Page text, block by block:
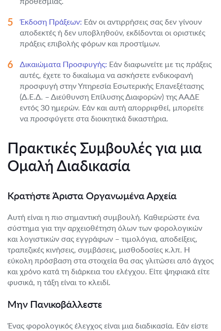
Έκδοση Πράξεων: Εάν οι αντιρρήσεις σας δεν γίνουν
αποδεκτές ή δεν υποβληθούν, εκδίδονται οι οριστικές
πράξεις επιβολής φόρων και προστίμων.
Δικαιώματα Προσφυγής: Εάν διαφωνείτε με τις πράξεις
αυτές, έχετε το δικαίωμα να ασκήσετε ενδικοφανή
προσφυγή στην Υπηρεσία Εσωτερικής Επανεξέτασης
(Δ.Ε.Δ. – Διεύθυνση Επίλυσης Διαφορών) της ΑΑΔΕ
εντός 30 ημερών. Εάν και αυτή απορριφθεί, μπορείτε
να προσφύγετε στα διοικητικά δικαστήρια.
Πρακτικές Συμβουλές για μια
Ομαλή Διαδικασία
Κρατήστε Άριστα Οργανωμένα Αρχεία
Αυτή είναι η πιο σημαντική συμβουλή. Καθιερώστε ένα
σύστημα για την αρχειοθέτηση όλων των φορολογικών
και λογιστικών σας εγγράφων – τιμολόγια, αποδείξεις,
τραπεζικές κινήσεις, συμβάσεις, μισθοδοσίες κ.λπ. Η
εύκολη πρόσβαση στα στοιχεία θα σας γλιτώσει από άγχος
και χρόνο κατά τη διάρκεια του ελέγχου. Είτε ψηφιακά είτε
φυσικά, η τάξη είναι το κλειδί.
Μην Πανικοβάλλεστε
Ένας φορολογικός έλεγχος είναι μια διαδικασία. Εάν είστε